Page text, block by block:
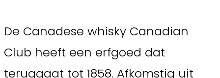
De Canadese whisky Canadian
Club heeft een erfgoed dat
teruggaat tot 1858. Afkomstig uit